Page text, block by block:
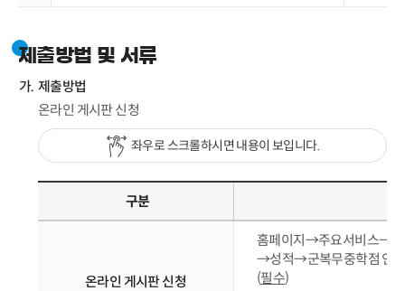
제출방법 및 서류
제출방법
온라인 게시판 신청
좌우로 스크롤하시면 내용이 보입니다.
구분
온라인 게시판 신청
홈페이지→주요서비스→통
→성적→군복무중학점 인
(필수)